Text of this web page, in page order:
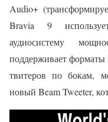
Audio+
Bravia 9
аудиосистему
поддерживает
твитеров по бокам,
новый Beam Tweeter,